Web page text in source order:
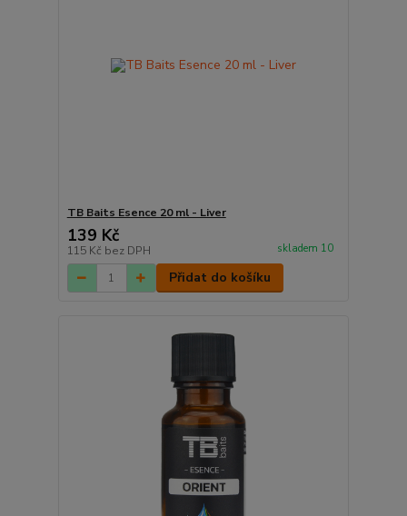
TB Baits Esence 20 ml - Liver
139 Kč
115 Kč bez DPH skladem 10
Přidat do košíku